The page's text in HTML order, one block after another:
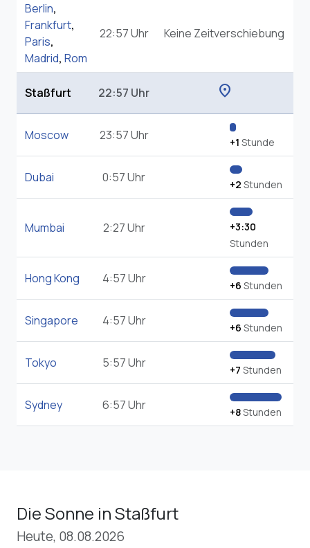
Berlin,
Frankfurt,
Paris,
Madrid, Rom
22:57 Uhr Keine Zeitverschiebung
Staßfurt 22:57 Uhr location_on
Moscow 23:57 Uhr +1 Stunde
Dubai 0:57 Uhr +2 Stunden
Mumbai 2:27 Uhr
+3:30
Stunden
Hong Kong 4:57 Uhr +6 Stunden
Singapore 4:57 Uhr +6 Stunden
Tokyo 5:57 Uhr +7 Stunden
Sydney 6:57 Uhr +8Stunden
Die Sonne in Staßfurt
Heute, 08.08.2026